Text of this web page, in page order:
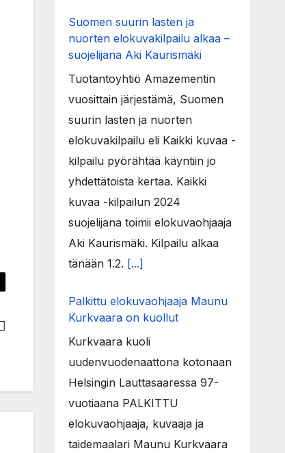
Suomen suurin lasten ja
nuorten elokuvakilpailu alkaa –
suojelijana Aki Kaurismäki
Tuotantoyhtiö Amazementin
vuosittain järjestämä, Suomen
suurin lasten ja nuorten
elokuvakilpailu eli Kaikki kuvaa -
kilpailu pyörähtää käyntiin jo
yhdettätoista kertaa. Kaikki
kuvaa -kilpailun 2024
suojelijana toimii elokuvaohjaaja
Aki Kaurismäki. Kilpailu alkaa
tänään 1.2. [...]
Palkittu elokuvaohjaaja Maunu
Kurkvaara on kuollut
Kurkvaara kuoli
uudenvuodenaattona kotonaan
Helsingin Lauttasaaressa 97-
vuotiaana PALKITTU
elokuvaohjaaja, kuvaaja ja
taidemaalari Maunu Kurkvaara